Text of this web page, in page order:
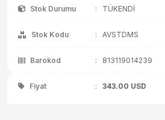
Stok Durumu : TÜKENDİ
Stok Kodu : AVSTDMS
Barokod : 813119014239
Fiyat : 343.00 USD